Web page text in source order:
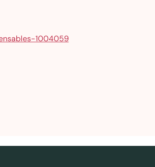
1004059